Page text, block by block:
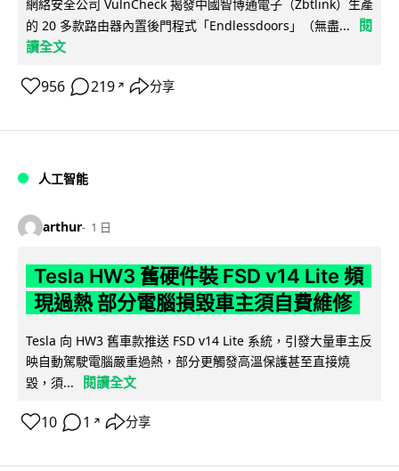
網絡安全公司 VulnCheck 揭發中國智博通電子（Zbtlink）生產
的 20 多款路由器內置後門程式「Endlessdoors」（無盡...
閱
讀全文
956 219 ↗ 分享
人工智能
arthur 1 日
Tesla HW3 舊硬件裝 FSD v14 Lite 頻
現過熱 部分電腦損毀車主須自費維修
Tesla 向 HW3 舊車款推送 FSD v14 Lite 系統，引發大量車主反
映自動駕駛電腦嚴重過熱，部分更觸發高溫保護甚至直接燒
毀，須...
閱讀全文
10 1 ↗ 分享